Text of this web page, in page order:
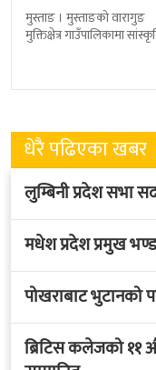
मुस्ताङ । मुस्ताङको वारागुङ
मुक्तिक्षेत्र गाउँपालिकामा
आरम्भ भएको
धेरै पढिएका खबर
लुम्बिनी प्रदेश सभा
मधेश प्रदेश प्रमुख
पोखराबाट भुटानको
ब्रिटिस कलेजको ११